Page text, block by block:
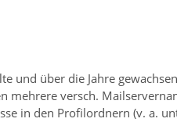
und über die Jahre
mehrere versch.
in den Profilordnern (v. a.